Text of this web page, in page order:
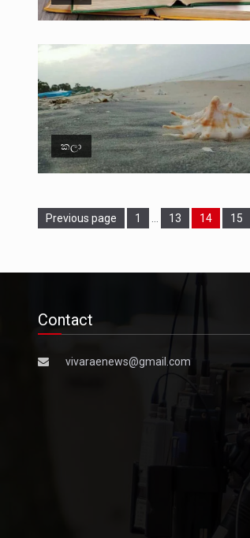
කලා
Previous page Page
1 Page
13 Page
14 Page
15
Contact
vivaraenews@gmail.com